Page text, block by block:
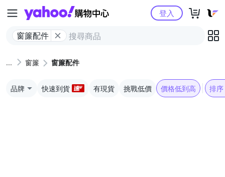
Yahoo購物中心
窗簾配件
登入
窗簾 窗簾配件
品牌 快速到貨 有現貨 挑戰低價 價格低到高 排序